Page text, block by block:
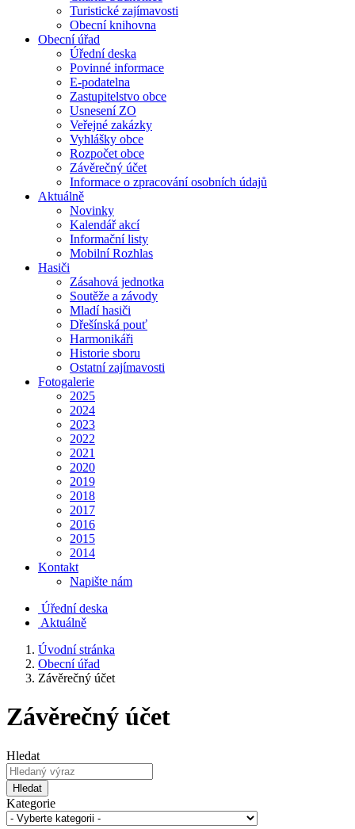
Turistické zajímavosti
Obecní knihovna
Obecní úřad
Úřední deska
Povinné informace
E-podatelna
Zastupitelstvo obce
Usnesení ZO
Veřejné zakázky
Vyhlášky obce
Rozpočet obce
Závěrečný účet
Informace o zpracování osobních údajů
Aktuálně
Novinky
Kalendář akcí
Informační listy
Mobilní Rozhlas
Hasiči
Zásahová jednotka
Soutěže a závody
Mladí hasiči
Dřešínská pouť
Harmonikáři
Historie sboru
Ostatní zajímavosti
Fotogalerie
2025
2024
2023
2022
2021
2020
2019
2018
2017
2016
2015
2014
Kontakt
Napište nám
Úřední deska
Aktuálně
Úvodní stránka
Obecní úřad
Závěrečný účet
Závěrečný účet
Hledat
Hledat
Kategorie